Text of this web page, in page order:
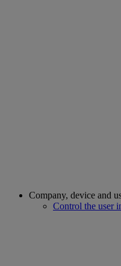
Company, device and
Control the user